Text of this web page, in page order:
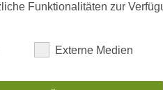
CH-
Funktionalitäten zur
Externe Medien